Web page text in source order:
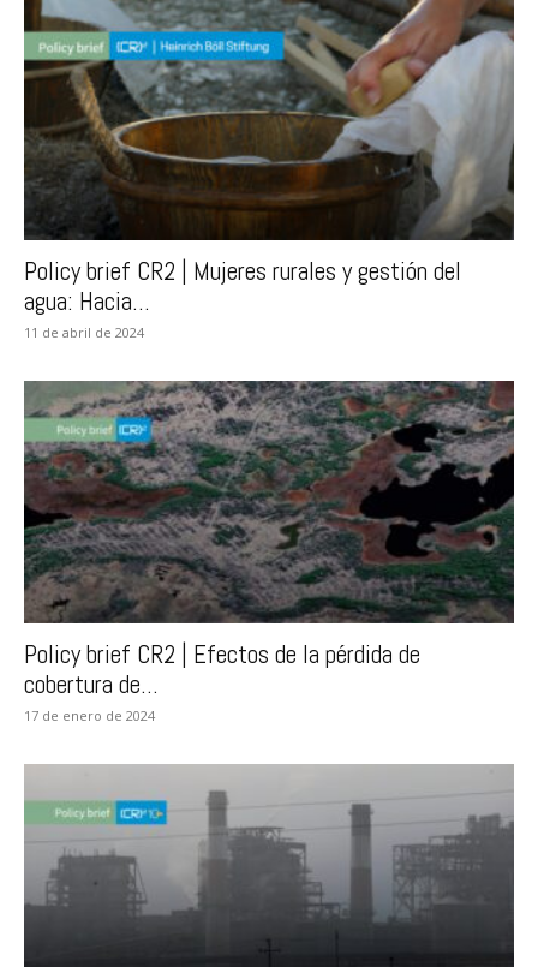
Policy brief CR2 | Mujeres rurales y gestión del
agua: Hacia...
11 de abril de 2024
Policy brief CR2 | Efectos de la pérdida de
cobertura de...
17 de enero de 2024